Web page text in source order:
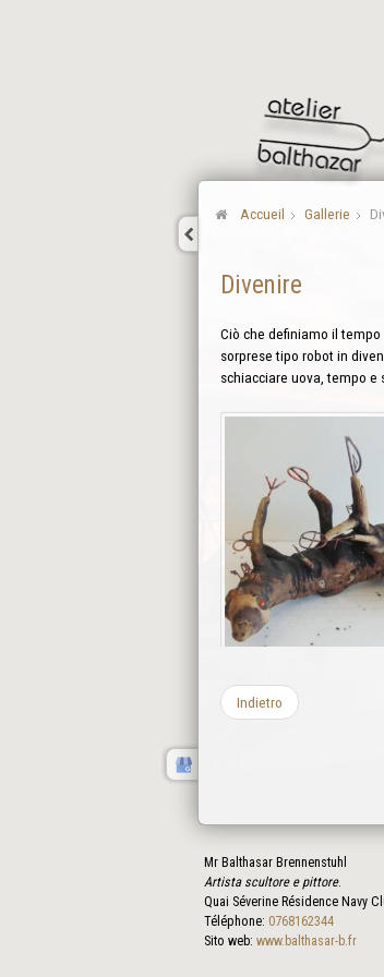
Accueil Gallerie
Divenire
Ciò che definiamo il
sorprese tipo robot in
schiacciare uova, tempo e
Indietro
Mr Balthasar Brennenstuhl
Artista scultore e pittore.
Quai Séverine Résidence Navy
Téléphone: 0768162344
Sito web: www.balthasar-b.fr